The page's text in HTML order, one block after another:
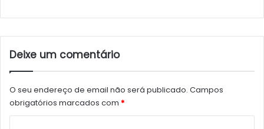
Deixe um comentário
O seu endereço de email não será publicado. Campos
obrigatórios marcados com *